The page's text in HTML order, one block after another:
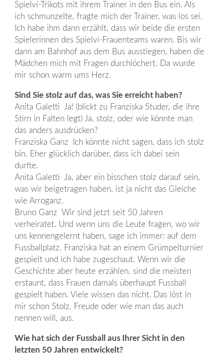
Spielvi-Trikots mit ihrem Trainer in den Bus ein. Als
ich schmunzelte, fragte mich der Trainer, was los sei.
Ich habe ihm dann erzählt, dass wir beide die ersten
Spielerinnen des Spielvi-Frauenteams waren. Bis wir
dann am Bahnhof aus dem Bus ausstiegen, haben die
Mädchen mich mit Fragen durchlöchert. Da wurde
mir schon warm ums Herz.
Sind Sie stolz auf das, was Sie erreicht haben?
Anita Galetti Ja! (blickt zu Franziska Studer, die ihre
Stirn in Falten legt) Ja, stolz, oder wie könnte man
das anders ausdrücken?
Franziska Ganz Ich könnte nicht sagen, dass ich stolz
bin. Eher glücklich darüber, dass ich dabei sein
durfte.
Anita Galetti Ja, aber ein bisschen stolz darauf sein,
was wir beigetragen haben, ist ja nicht das Gleiche
wie Arroganz.
Bruno Ganz Wir sind jetzt seit 50 Jahren
verheiratet. Und wenn uns die Leute fragen, wo wir
uns kennengelernt haben, sage ich immer: auf dem
Fussballplatz. Franziska hat an einem Grümpelturnier
gespielt und ich habe zugeschaut. Wenn wir die
Geschichte aber heute erzählen, sind die meisten
erstaunt, dass Frauen damals überhaupt Fussball
gespielt haben. Viele wissen das nicht. Das löst in
mir schon Stolz, Freude oder wie man das auch
nennen will, aus.
Wie hat sich der Fussball aus Ihrer Sicht in den
letzten 50 Jahren entwickelt?